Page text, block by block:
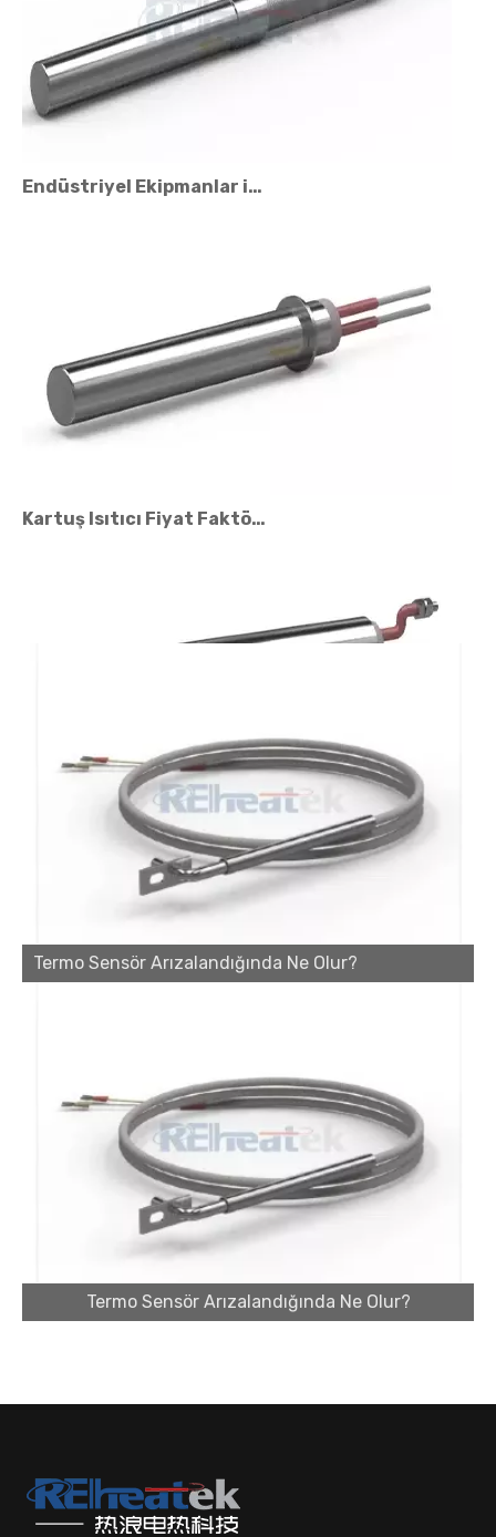
Kartuş Isıtıcı Üreticisi: Güvenilir Bir Tedarikçide Nelere Bakılmalı?
Termo Sensör Arızalandığında Ne Olur?
Termo Sensör Arızalandığında Ne Olur?